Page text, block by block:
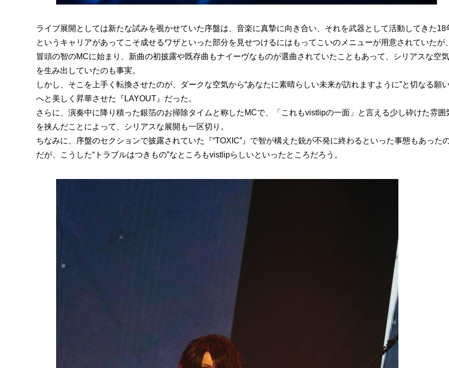
ライブ展開としては新たな試みを覗かせていた序盤は、音楽に真摯に向き合い、それを武器として活動してきた18
というキャリアがあってこそ成せるワザといった部分を見せつけるにはもってこいのメニューが用意されていたが
冒頭の智のMCに始まり、新曲の初披露や既存曲もナイーヴなものが選曲されていたこともあって、シリアスな空気
を生み出していたのも事実。
しかし、そこを上手く転換させたのが、ダークな空気から“あなたに素晴らしい未来が訪れますように”と切なる願
へと美しく昇華させた『LAYOUT』だった。
さらに、演奏中に降り積った銀箔のお掃除タイムと称したMCで、「これもvistlipの一面」と言える少し砕けた雰囲
を挟んだことによって、シリアスな展開も一区切り。
ちなみに、序盤のセクションで披露されていた『“TOXIC”』で智が構えた銃が不発に終わるといった事態もあった
だが、こうした“トラブルはつきもの”なところもvistlipらしいといったところだろう。